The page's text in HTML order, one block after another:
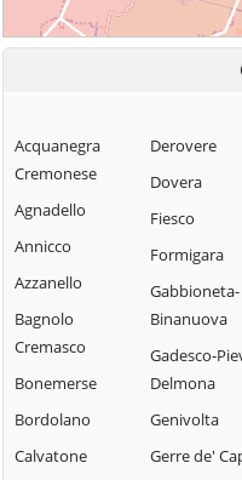
Acquanegra
Cremonese
Agnadello
Annicco
Azzanello
Bagnolo
Cremasco
Bonemerse
Bordolano
Calvatone
Derovere
Dovera
Fiesco
Formigara
Gabbioneta-
Binanuova
Gadesco-
Delmona
Genivolta
Gerre de'